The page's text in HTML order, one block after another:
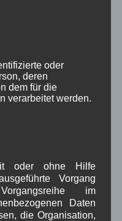
oder
deren
dem für die
verarbeitet werden.
oder ohne Hilfe
Vorgang
im
Daten
die Organisation,